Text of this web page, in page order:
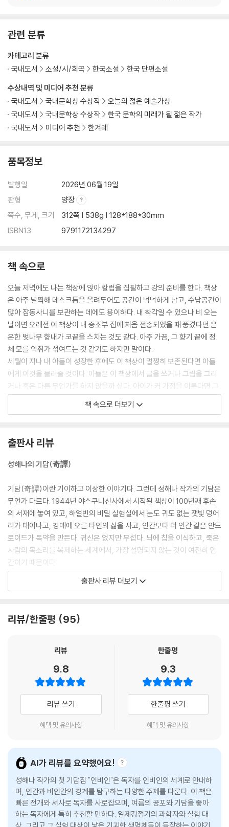
관련 분류
수상내역 및 미디어 추천 분류
국내도서
국내문학상 수상작
오늘의 젊은 예술가상
국내도서
국내문학상 수상작
한국 문학의 미래가 될 젊은 작가
국내도서
미디어 추천 한겨레
카테고리 분류
국내도서
소설/시/희곡 한국소설 한국 단편소설
품목정보
발행일
2026년 06월 19일
판형
양장
쪽수, 무게, 크기
312쪽 | 538g | 128*188*30mm
ISBN13
9791172134297
책 속으로
오늘 저녁에도 나는 책상에 앉아 칼럼을 집필하고 강의 준비를 한다. 책상
은 아주 널찍해 데스크톱을 올려두어도 공간이 넉넉하게 남고, 수납공간이
많아 잡동사니를 보관하는 데에도 용이하다. 내 착각일 수 있으나 비 오는
날이면 오래전 이 책상이 내 증조부 집에 처음 전송되었을 때 풍겼다던 은
은한 벚나무 향내가 코끝을 스치는 것도 같다. 아주 가끔, 그 향기 끝에 정
체 모를 악취가 섞여드는 것 같기도 하지만 말이다.
세월이 지나 내 아들이 성장한 후에도 이 책상이 멀쩡히 보존된다면 아들
에게 이것을 물려줄 것이다. 아들은 이 책상에서 글을 쓰거나 그림을 그리
거나 혹은 다른 무언가를 하지 않을까 싶다. 아이가 커 가정을 이룬다면 그
자식에게도 전해지겠지.
역사란 그렇게 만들어지는 것일 테지. 흠은 파내고 구실은 잘 덮으며.
교수님, 지금 어디 가는 겁니까?
교수는 짧게 답했습니다.
한참을 걷다 교수와 곳간 비슷한 곳에 멈춰 섰습니다. 교수는 걸쇠로 잠긴
문을 열고 저를 먼저 안으로 들여보냈습니다.
안으로 발을 들인 순간, 등골이 오싹해졌습니다. 선생 같은 고귀한 분께선
아마 그런 끔찍한 광경을 이 생에서도, 저 생에서도 볼 수 없을 겁니다.
고문 틀에 매달린 사람, 산 채로 해부되고 있는 사람, 포르말린 용액에 보존
된 사람의 박제. 그곳엔 그런 통나무들이 즐비했습니다.
--- pp.32-33 「인비인」중에서
용인 할아버지의 멱살을 쥐고 흔들며 조부는 소리쳤다. 문중 어른 몇이 뜯
코더 전원에 불이 들어와 있었다. 핍진성, 핍진성 웅얼대다 나는 캠코더 녹
수치는 내 몫이 아니라 조부의 몫인데. 말 한마디 때문에 상대의 멱살을 잡
는 조부 몫인데. 이상하게 내 얼굴이 화끈댔다. 만일 그가 내 혈육이 아니라
모르는 어른이었다면. 트위터나 유튜브에서 시시때때로 맞불을 놓는 사람
들, 내 쪽에서 언제든 끊어낼 수 있는 사람이었다면.
나는 부끄럽지 않았을까. 부끄럽지 않다면 그것은 왜.
--- p.63「소돔의 의로운 혈육들」중에서
블루소셜클럽입니다.
남성인지 여성인지 분간하기 어려운 중성적인 목소리. 전화기 너머 상대가
은밀한 어조로 그녀에게 묻는다.
광고를 보셨나요?
그렇다고 답하는 그녀에게 상대가 되묻는다.
매수입니까, 매도입니까?
책 속으로 더보기
출판사 리뷰
성해나의 기담(奇譚)
기담(奇譚)이란 기이하고 이상한 이야기다. 그런데 성해나 작가의 기담은
무언가 다르다. 1944년 야스쿠니신사에서 시작된 책상이 100년째 후손
의 서재에 놓여 있고, 하얼빈의 비밀 실험실에서 눈도 귀도 없는 잿빛 덩어
리가 태어나고, 경매에 오른 타인의 삶을 사고, 인간보다 더 인간 같은 안드
로이드가 독약을 만든다. 귀신은 없지만 무섭다. 뇌에 칩을 이식하고, 죽은
사람의 목소리를 복제하는 세계에서, 가장 설명되지 않는 것이 여전히 인
간이기 때문이다.
무섭다는 것은 이 책에서 특별한 의미를 갖는다. 등골이 오싹한 공포가 아
아리라면 우리가 두려워하고 의심해야 할 ‘고’는 무언가.” 가해자는 자신이
한 선택이라 믿는다. 그 믿음들이 모여 ‘고’가 된다. 《본초강목》은 고(蠱)를
한 뒤 마지막까지 살아남은 단 한 마리로 만든 독. 수많은 믿음들을 삼켜 독
이 잔뜩 오른 인간도 그렇게 만들어진다. 어제의 죄가 오늘의 욕망이 되고
오늘의 욕망이 끝내 내일의 재앙으로 번져가는 악순환 속에서, 작가는 어
딘가 비틀려버린 인간의 내면을 아홉 편의 기담으로 서늘하게 들여다본다.
‘어제’의 소설 세 편이 말하는 건 하나다. ‘죄는 정말 사라지는가.’ 가장 오래
된 죄는 약 100년 전인 1944년에 시작된다. 〈벚나무로 짠 5자 너비의 책
상〉은 야스쿠니신사에서 하사된 책상 한 점이 친일 후손의 서재에 안착하
기까지의 역사를 추적한다. 나무 책상 밑판엔 정체불명의 문자가 음각으로
새겨져 있고, 비 오는 날 벚나무 향이 풍겨올 때마다 기이한 일이 벌어지지
만, 후손인 화자는 선대의 죄를 외면한 채 아들에게 이 책상을 물려주겠다
출판사 리뷰 더보기
리뷰/한줄평 95
리뷰
9.8
리뷰 쓰기
혜택 및 유의사항
한줄평
9.3
한줄평 쓰기
혜택 및 유의사항
AI가 리뷰를 요약했어요!
성해나 작가의 첫 기담집 "인비인"은 독자를 인비인의 세계로 안내하
며, 인간과 비인간의 경계를 탐구하는 다양한 주제를 다룬다. 이 책은
빠른 전개와 서사로 독자를 사로잡으며, 여름의 공포와 기담을 좋아
하는 독자에게 특히 추천할 만하다. 일제강점기의 과학자와 실험 대